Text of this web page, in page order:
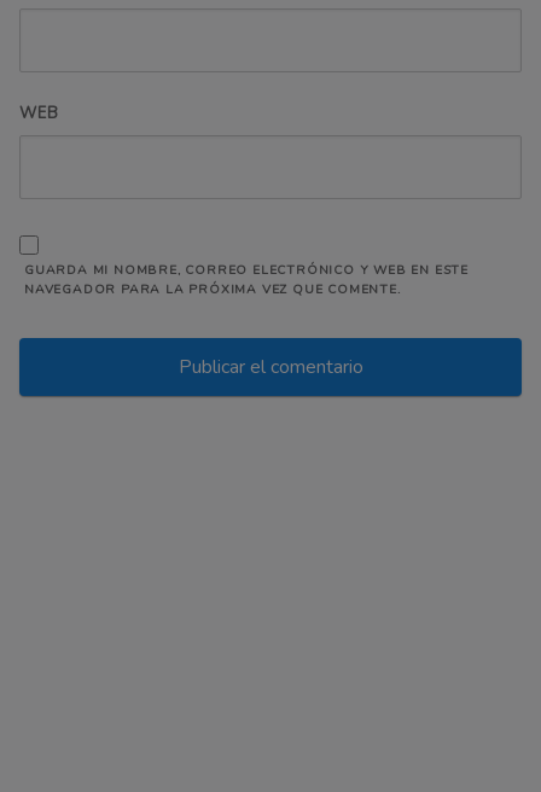
WEB
GUARDA MI NOMBRE, CORREO ELECTRÓNICO Y WEB EN ESTE
NAVEGADOR PARA LA PRÓXIMA VEZ QUE COMENTE.